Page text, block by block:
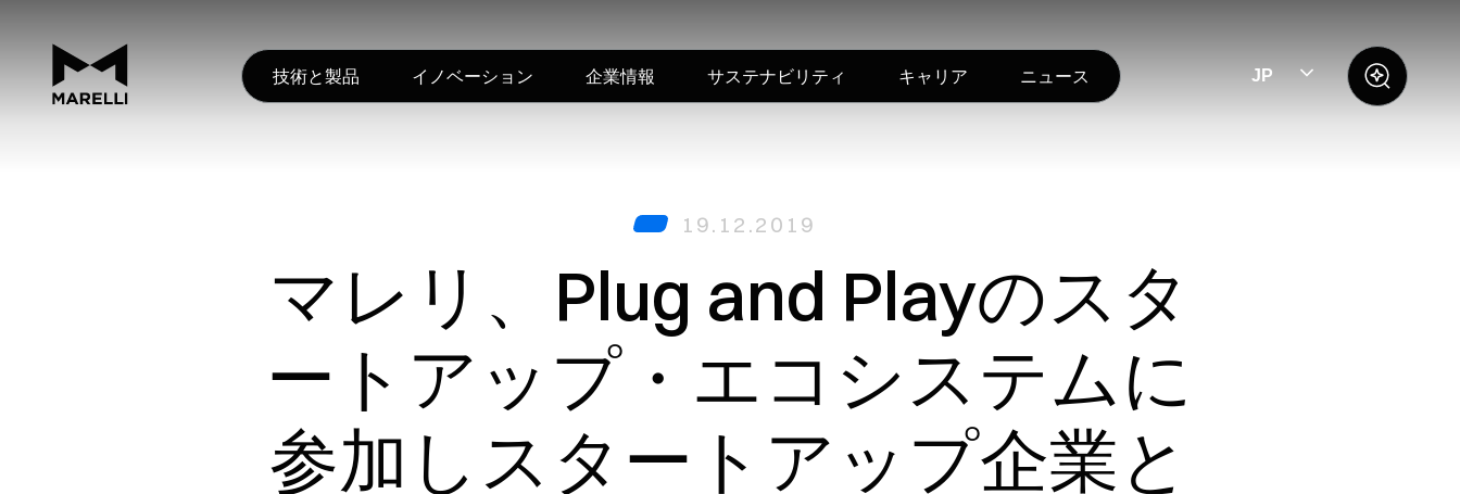
技術と製品 イノベーション 企業情報 サステナビリティ キャリア ニュース JP
19.12.2019
マレリ、Plug and Playのスタ
ートアップ・エコシステムに
参加しスタートアップ企業と